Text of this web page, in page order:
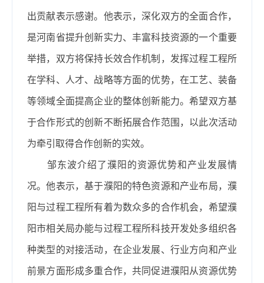
出贡献表示感谢。他表示，深化双方的全面合作，
是河南省提升创新实力、丰富科技资源的一个重要
举措，双方将保持长效合作机制，发挥过程工程所
在学科、人才、战略等方面的优势，在工艺、装备
等领域全面提高企业的整体创新能力。希望双方基
于合作形式的创新不断拓展合作范围，以此次活动
为牵引取得合作创新的实效。
邹东波介绍了濮阳的资源优势和产业发展情
况。他表示，基于濮阳的特色资源和产业布局，濮
阳与过程工程所有着为数众多的合作机会，希望濮
阳市相关局办能与过程工程所科技开发处多组织各
种类型的对接活动，在企业发展、行业方向和产业
前景方面形成多重合作，共同促进濮阳从资源优势